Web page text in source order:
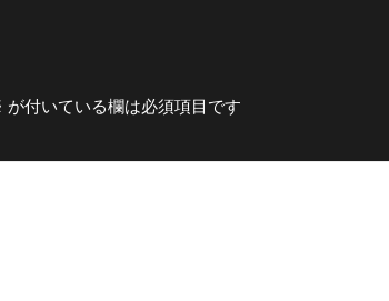
が付いている欄は必須項目です